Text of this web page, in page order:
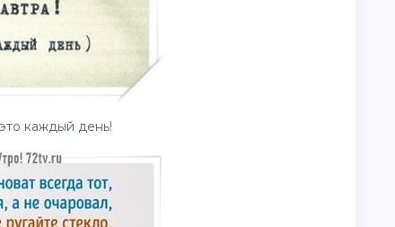
каждый день!